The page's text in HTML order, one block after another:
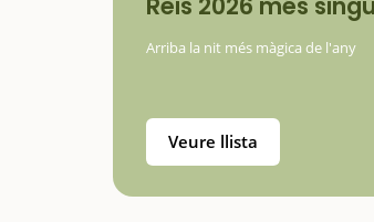
Arriba la nit més màgica de l'any
Veure llista